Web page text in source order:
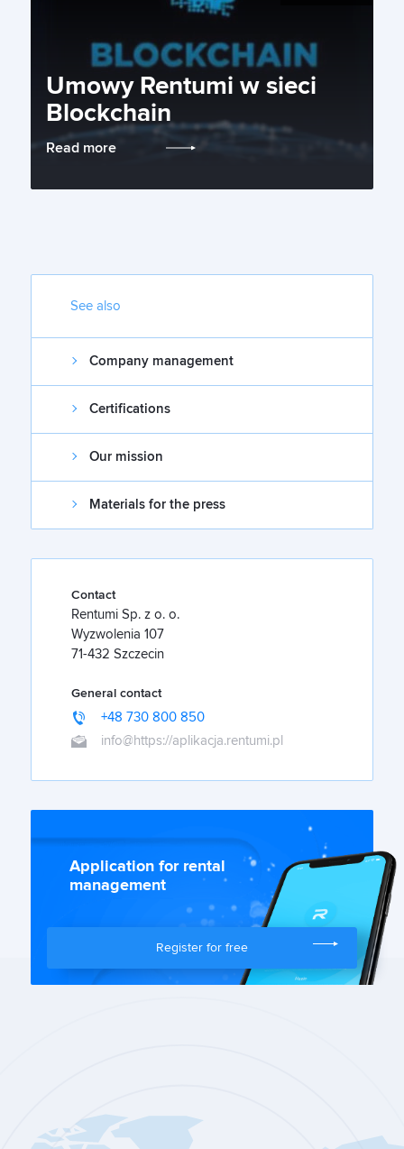
Umowy Rentumi w sieci
Blockchain
Read more
See also
Company management
Certifications
Our mission
Materials for the press
Contact
Rentumi Sp. z o. o.
Wyzwolenia 107
71-432 Szczecin
General contact
+48 730 800 850
info@https://aplikacja.rentumi.pl
Application for rental
management
Register for free